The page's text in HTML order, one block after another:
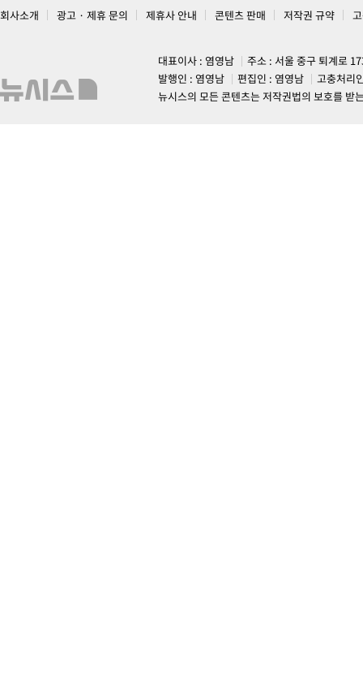
회사소개 광고 · 제휴 문의 제휴사 안내 콘텐츠 판매 저작권 규약
대표이사 : 염영남
주소 : 서울 중구 퇴계로
발행인 : 염영남
편집인 : 염영남
고충처리
뉴시스의 모든 콘텐츠는 저작권법의 보호를